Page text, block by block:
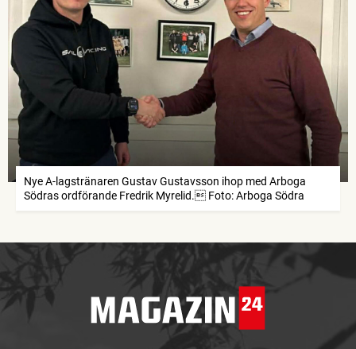
Nye A-lagstränaren Gustav Gustavsson ihop med Arboga
Södras ordförande Fredrik Myrelid. Foto: Arboga Södra